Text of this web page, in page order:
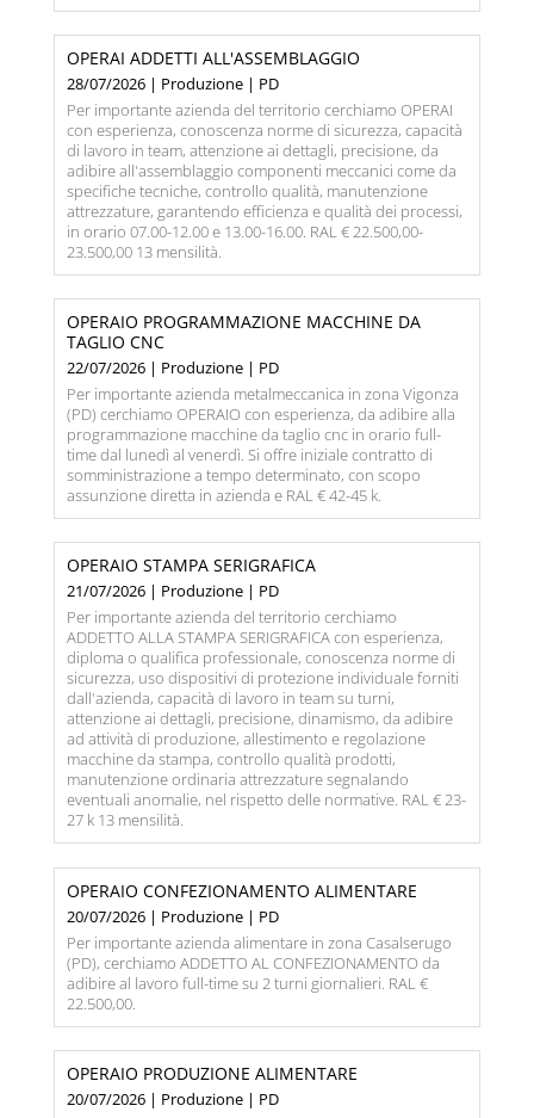
OPERAI ADDETTI ALL'ASSEMBLAGGIO
28/07/2026 | Produzione | PD
Per importante azienda del territorio cerchiamo OPERAI
con esperienza, conoscenza norme di sicurezza, capacità
di lavoro in team, attenzione ai dettagli, precisione, da
adibire all'assemblaggio componenti meccanici come da
specifiche tecniche, controllo qualità, manutenzione
attrezzature, garantendo efficienza e qualità dei processi,
in orario 07.00-12.00 e 13.00-16.00. RAL € 22.500,00-
23.500,00 13 mensilità.
OPERAIO PROGRAMMAZIONE MACCHINE DA
TAGLIO CNC
22/07/2026 | Produzione | PD
Per importante azienda metalmeccanica in zona Vigonza
(PD) cerchiamo OPERAIO con esperienza, da adibire alla
programmazione macchine da taglio cnc in orario full-
time dal lunedì al venerdì. Si offre iniziale contratto di
somministrazione a tempo determinato, con scopo
assunzione diretta in azienda e RAL € 42-45 k.
OPERAIO STAMPA SERIGRAFICA
21/07/2026 | Produzione | PD
Per importante azienda del territorio cerchiamo
ADDETTO ALLA STAMPA SERIGRAFICA con esperienza,
diploma o qualifica professionale, conoscenza norme di
sicurezza, uso dispositivi di protezione individuale forniti
dall'azienda, capacità di lavoro in team su turni,
attenzione ai dettagli, precisione, dinamismo, da adibire
ad attività di produzione, allestimento e regolazione
macchine da stampa, controllo qualità prodotti,
manutenzione ordinaria attrezzature segnalando
eventuali anomalie, nel rispetto delle normative. RAL € 23-
27 k 13 mensilità.
OPERAIO CONFEZIONAMENTO ALIMENTARE
20/07/2026 | Produzione | PD
Per importante azienda alimentare in zona Casalserugo
(PD), cerchiamo ADDETTO AL CONFEZIONAMENTO da
adibire al lavoro full-time su 2 turni giornalieri. RAL €
22.500,00.
OPERAIO PRODUZIONE ALIMENTARE
20/07/2026 | Produzione | PD